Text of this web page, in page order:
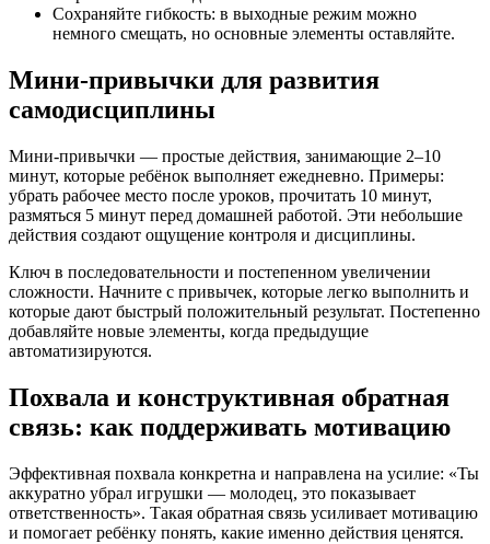
Сохраняйте гибкость: в выходные режим можно
немного смещать, но основные элементы оставляйте.
Мини-привычки для развития
самодисциплины
Мини-привычки — простые действия, занимающие 2–10
минут, которые ребёнок выполняет ежедневно. Примеры:
убрать рабочее место после уроков, прочитать 10 минут,
размяться 5 минут перед домашней работой. Эти небольшие
действия создают ощущение контроля и дисциплины.
Ключ в последовательности и постепенном увеличении
сложности. Начните с привычек, которые легко выполнить и
которые дают быстрый положительный результат. Постепенно
добавляйте новые элементы, когда предыдущие
автоматизируются.
Похвала и конструктивная обратная
связь: как поддерживать мотивацию
Эффективная похвала конкретна и направлена на усилие: «Ты
аккуратно убрал игрушки — молодец, это показывает
ответственность». Такая обратная связь усиливает мотивацию
и помогает ребёнку понять, какие именно действия ценятся.